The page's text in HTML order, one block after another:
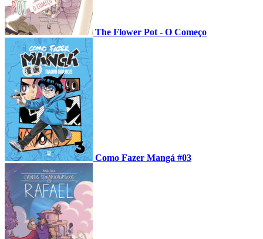
The Flower Pot - O Começo
Como Fazer Mangá #03